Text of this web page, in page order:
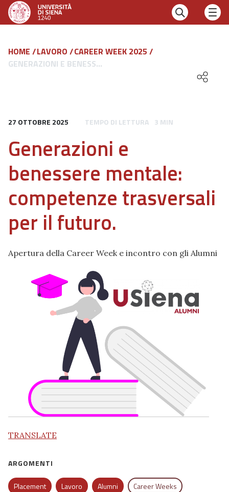
HOME LAVORO
CAREER WEEK 2025
GENERAZIONI E BENESS...
27 OTTOBRE 2025 TEMPO DI LETTURA 3 MIN
Generazioni e
benessere mentale:
competenze trasversali
per il futuro.
Apertura della Career Week e incontro con gli Alumni
TRANSLATE
ARGOMENTI
Placement Lavoro Alumni
Career Weeks